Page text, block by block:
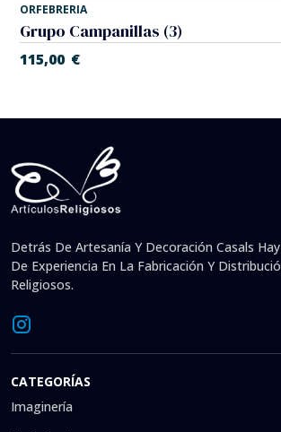
ORFEBRERIA
Grupo Campanillas (3)
115,00 €
Detrás De Artesanía Y Decoración Casals
De Experiencia En La Fabricación Y
Religiosos.
CATEGORÍAS
Imaginería